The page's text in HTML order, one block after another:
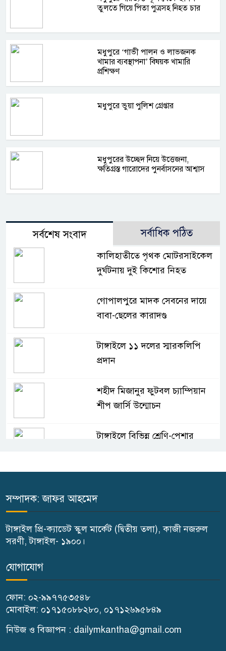
তুলতে গিয়ে পিতা পুত্রসহ নিহত চার
মধুপুরে ‘গাভী পালন ও লাভজনক
খামার ব্যবস্থাপনা’ বিষয়ক খামারি
প্রশিক্ষণ
মধুপুরে ভুয়া পুলিশ গ্রেপ্তার
মধুপুরের উচ্ছেদ নিয়ে উত্তেজনা,
ক্ষতিগ্রস্ত গারোদের পুনর্বাসনের আশ্বাস
সর্বশেষ সংবাদ সর্বাধিক পঠিত
কালিহাতীতে পৃথক মোটরসাইকেল
দুর্ঘটনায় দুই কিশোর নিহত
গোপালপুরে মাদক সেবনের দায়ে
বাবা-ছেলের কারাদণ্ড
টাঙ্গাইলে ১১ দলের স্মারকলিপি
প্রদান
শহীদ মিজানুর ফুটবল চ্যাম্পিয়ান
শীপ জার্সি উন্মোচন
টাঙ্গাইলে বিভিন্ন শ্রেণি-পেশার
করছে স্বৈরাচারের দোসররা-প্রতিমন্ত্রী
টুকু
টাঙ্গাইলে জুলাই অভ্যুত্থান দিবসে
৫দিন অনশনের পর বিয়ে,
সম্পাদক: জাফর আহমেদ
টাঙ্গাইল প্রি-ক্যাডেট স্কুল মার্কেট (দ্বিতীয় তলা), কাজী নজরুল
সরণী, টাঙ্গাইল- ১৯০০।
যোগাযোগ
ফোন: ০২-৯৯৭৭৫৩৫৪৮
মোবাইল: ০১৭১৫০৮৮২৮০, ০১৭১২৬৯৫৮৪৯
নিউজ ও বিজ্ঞাপন : dailymkantha@gmail.com